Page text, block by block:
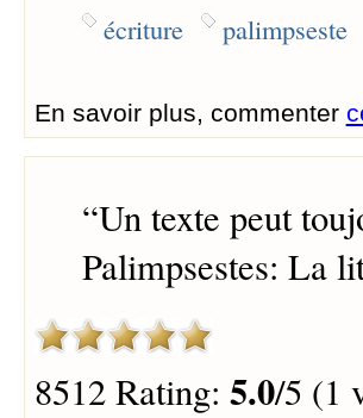
écriture palimpseste
En savoir plus, commenter
“Un texte peut
Palimpsestes: La
8512 Rating: 5.0/5 (1